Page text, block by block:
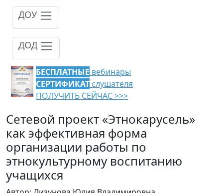
ДОУ
ДОД
БЕСПЛАТНЫЕ вебинары
СЕРТИФИКАТ слушателя
ПОЛУЧИТЬ СЕЙЧАС >>>
Сетевой проект «Этнокарусель»
как эффективная форма
организации работы по
этнокультурному воспитанию
учащихся